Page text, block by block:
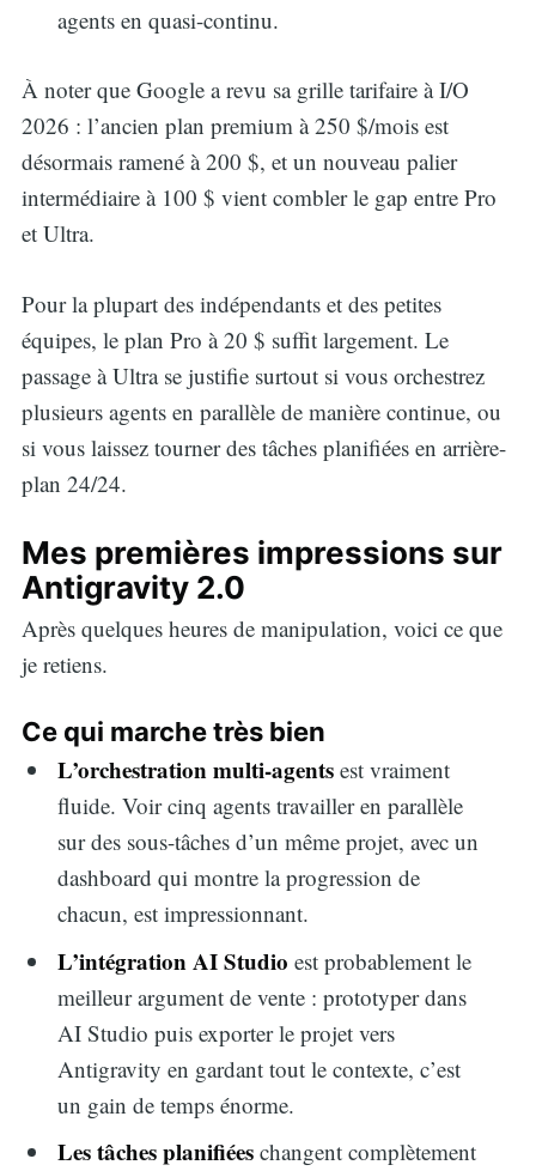
agents en quasi-continu.
À noter que Google a revu sa grille tarifaire à I/O
2026 : l’ancien plan premium à 250 $/mois est
désormais ramené à 200 $, et un nouveau palier
intermédiaire à 100 $ vient combler le gap entre Pro
et Ultra.
Pour la plupart des indépendants et des petites
équipes, le plan Pro à 20 $ suffit largement. Le
passage à Ultra se justifie surtout si vous orchestrez
plusieurs agents en parallèle de manière continue, ou
si vous laissez tourner des tâches planifiées en arrière-
plan 24/24.
Mes premières impressions sur
Antigravity 2.0
Après quelques heures de manipulation, voici ce que
je retiens.
Ce qui marche très bien
L’orchestration multi-agents est vraiment
fluide. Voir cinq agents travailler en parallèle
sur des sous-tâches d’un même projet, avec un
dashboard qui montre la progression de
chacun, est impressionnant.
L’intégration AI Studio est probablement le
meilleur argument de vente : prototyper dans
AI Studio puis exporter le projet vers
Antigravity en gardant tout le contexte, c’est
un gain de temps énorme.
Les tâches planifiées changent complètement